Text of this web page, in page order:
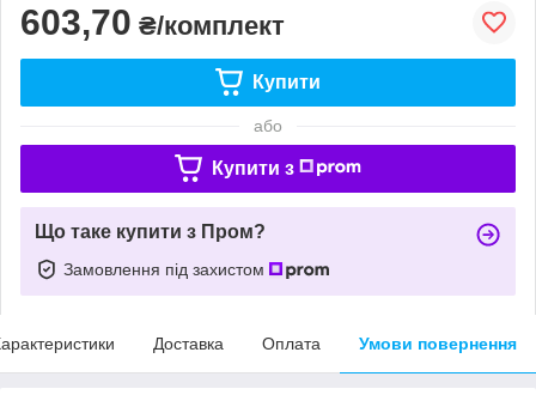
603,70 ₴/комплект
Купити
або
Купити з
Що таке купити з Пром?
Замовлення під захистом
Доставка Оплата Умови повернення